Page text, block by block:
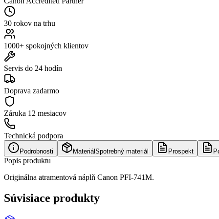
30 rokov na trhu
1000+ spokojných klientov
Servis do 24 hodín
Doprava zadarmo
Záruka 12 mesiacov
Technická podpora
Podrobnosti Materiál Spotrebný materiál Prospekt
Popis produktu
Originálna atramentová náplň Canon PFI-741M.
Súvisiace produkty